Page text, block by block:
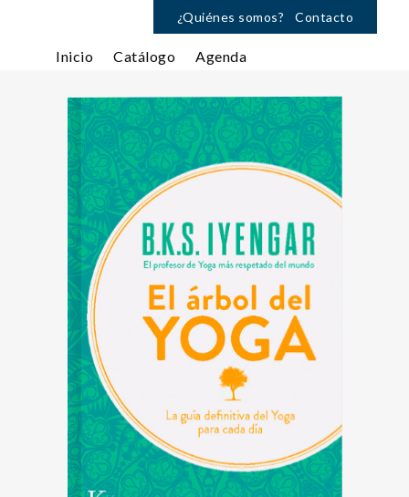
¿Quiénes somos? Contacto
Inicio Catálogo Agenda